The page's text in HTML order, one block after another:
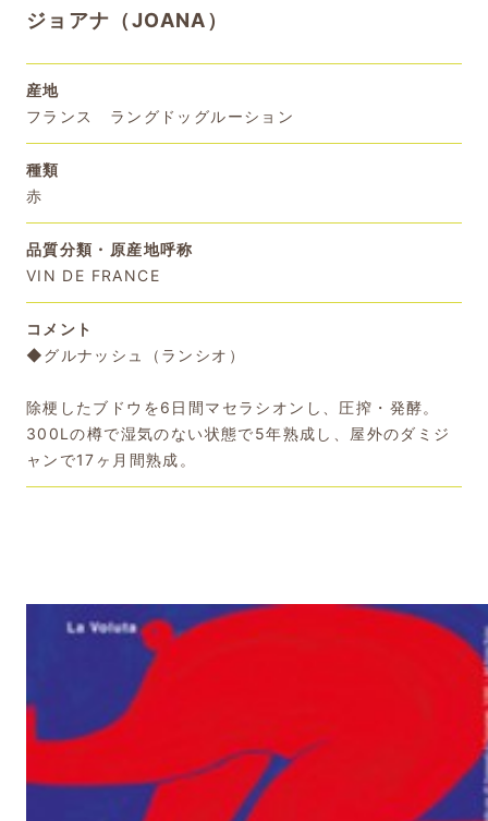
ジョアナ（JOANA）
産地
フランス ラングドッグルーション
種類
赤
品質分類・原産地呼称
VIN DE FRANCE
コメント
◆グルナッシュ（ランシオ）
除梗したブドウを6日間マセラシオンし、圧搾・発酵。
300Lの樽で湿気のない状態で5年熟成し、屋外のダミジ
ャンで17ヶ月間熟成。